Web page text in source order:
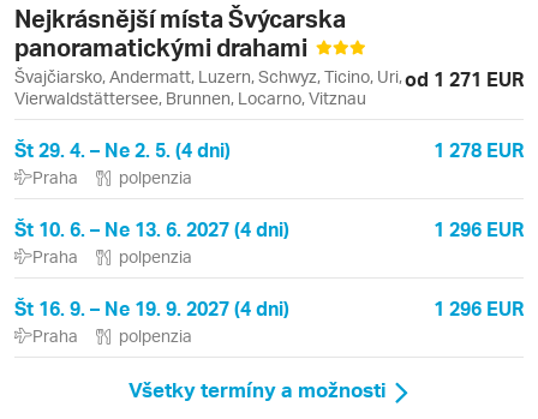
Nejkrásnější místa Švýcarska
panoramatickými drahami
Švajčiarsko, Andermatt, Luzern, Schwyz, Ticino, Uri,
Vierwaldstättersee, Brunnen, Locarno, Vitznau
od 1 271 EUR
Št 29. 4. – Ne 2. 5. (4 dni) 1 278 EUR
Praha polpenzia
Št 10. 6. – Ne 13. 6. 2027 (4 dni) 1 296 EUR
Praha polpenzia
Št 16. 9. – Ne 19. 9. 2027 (4 dni) 1 296 EUR
Praha polpenzia
Všetky termíny a možnosti